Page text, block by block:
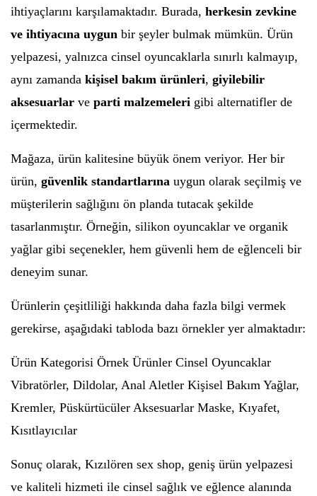
ihtiyaçlarını karşılamaktadır. Burada, herkesin zevkine
ve ihtiyacına uygun bir şeyler bulmak mümkün. Ürün
yelpazesi, yalnızca cinsel oyuncaklarla sınırlı kalmayıp,
aynı zamanda kişisel bakım ürünleri, giyilebilir
aksesuarlar ve parti malzemeleri gibi alternatifler de
içermektedir.
Mağaza, ürün kalitesine büyük önem veriyor. Her bir
ürün, güvenlik standartlarına uygun olarak seçilmiş ve
müşterilerin sağlığını ön planda tutacak şekilde
tasarlanmıştır. Örneğin, silikon oyuncaklar ve organik
yağlar gibi seçenekler, hem güvenli hem de eğlenceli bir
deneyim sunar.
Ürünlerin çeşitliliği hakkında daha fazla bilgi vermek
gerekirse, aşağıdaki tabloda bazı örnekler yer almaktadır:
Ürün Kategorisi Örnek Ürünler Cinsel Oyuncaklar
Vibratörler, Dildolar, Anal Aletler Kişisel Bakım Yağlar,
Kremler, Püskürtücüler Aksesuarlar Maske, Kıyafet,
Kısıtlayıcılar
Sonuç olarak, Kızılören sex shop, geniş ürün yelpazesi
ve kaliteli hizmeti ile cinsel sağlık ve eğlence alanında